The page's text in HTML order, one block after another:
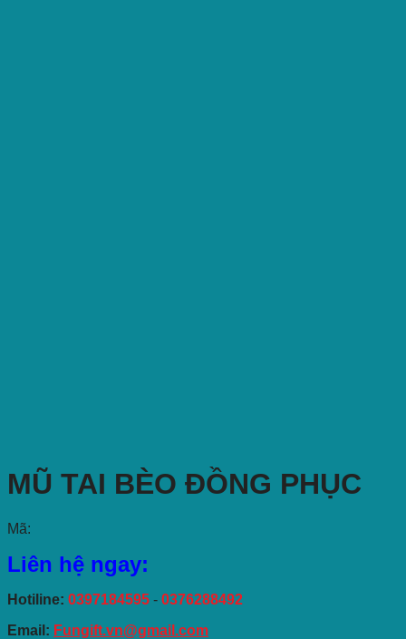
MŨ TAI BÈO ĐỒNG PHỤC
Mã:
Liên hệ ngay:
Hotiline: 0397184595 - 0376288492
Email: Fungift.vn@gmail.com